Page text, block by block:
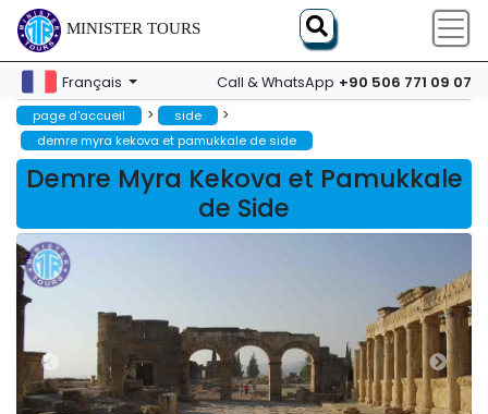
MINISTER TOURS
Français Call & WhatsApp +90 506 771 09 07
page d'accueil > side >
demre myra kekova et pamukkale de side
Demre Myra Kekova et Pamukkale
de Side